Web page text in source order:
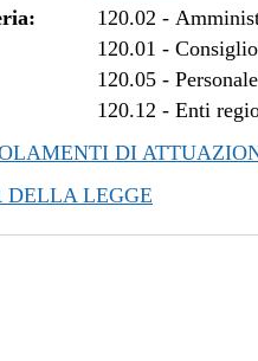
120.02 -
120.01 -
120.05 -
120.12 -Enti
DI
DELLA LEGGE